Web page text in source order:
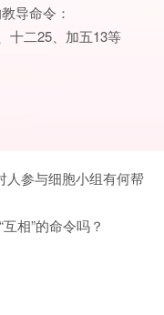
导命令：
十二25、加五13等
人参与细胞小组有何帮
相”的命令吗？